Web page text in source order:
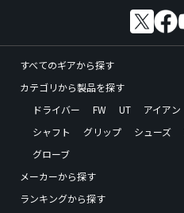
すべてのギアから探す
カテゴリから製品を探す
ドライバー
FW UT アイアン
シャフト
グリップ シューズ
グローブ
メーカーから探す
ランキングから探す